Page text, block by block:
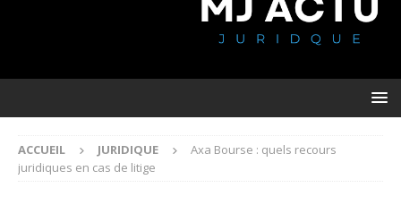
ACCUEIL JURIDIQUE
Axa Bourse : quels recours
juridiques en cas de litige